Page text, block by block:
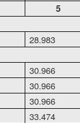
5
28.983
30.966
30.966
30.966
33.474